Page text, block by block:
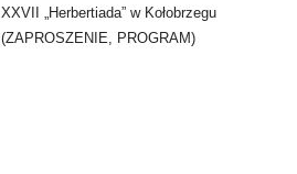
XXVII „Herbertiada” w Kołobrzegu
(ZAPROSZENIE, PROGRAM)